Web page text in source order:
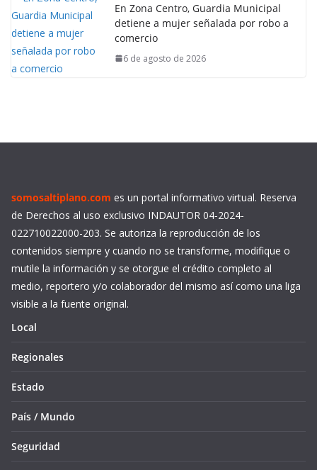
En Zona Centro, Guardia Municipal
detiene a mujer señalada por robo a
comercio
6 de agosto de 2026
somosaltiplano.com es un portal informativo virtual. Reserva
de Derechos al uso exclusivo INDAUTOR 04-2024-
022710022000-203. Se autoriza la reproducción de los
contenidos siempre y cuando no se transforme, modifique o
mutile la información y se otorgue el crédito completo al
medio, reportero y/o colaborador del mismo así como una liga
visible a la fuente original.
Local
Regionales
Estado
País / Mundo
Seguridad